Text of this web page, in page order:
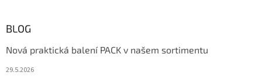
BLOG
Nová praktická balení PACK v našem sortimentu
29.5.2026